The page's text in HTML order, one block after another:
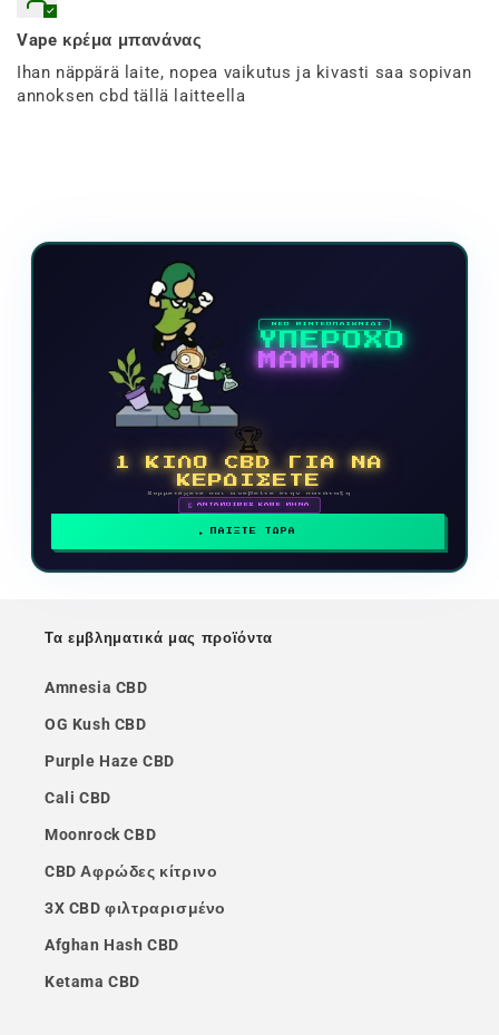
Vape κρέμα μπανάνας
Ihan näppärä laite, nopea vaikutus ja kivasti saa sopivan
annoksen cbd tällä laitteella
ΝΕΟ ΒΙΝΤΕΟΠΑΙΧΝΙΔΙ
ΥΠΕΡΟΧΟ
ΜΑΜΑ
🏆
1 ΚΙΛΟ CBD ΓΙΑ ΝΑ
ΚΕΡΔΙΣΕΤΕ
Συμμετέχετε και ανεβείτε στην κατάταξη
🗓 ΑΝΤΑΜΟΙΒΕΣ ΚΑΘΕ ΜΗΝΑ
ΠΑΙΞΤΕ ΤΩΡΑ
Τα εμβληματικά μας προϊόντα
Amnesia CBD
OG Kush CBD
Purple Haze CBD
Cali CBD
Moonrock CBD
CBD Αφρώδες κίτρινο
3X CBD φιλτραρισμένο
Afghan Hash CBD
Ketama CBD